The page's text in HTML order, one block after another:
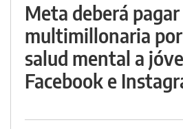
Meta deberá
multimillonaria
salud mental a
Facebook e